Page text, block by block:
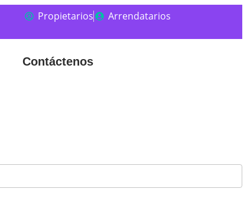
Propietarios Arrendatarios
Contáctenos